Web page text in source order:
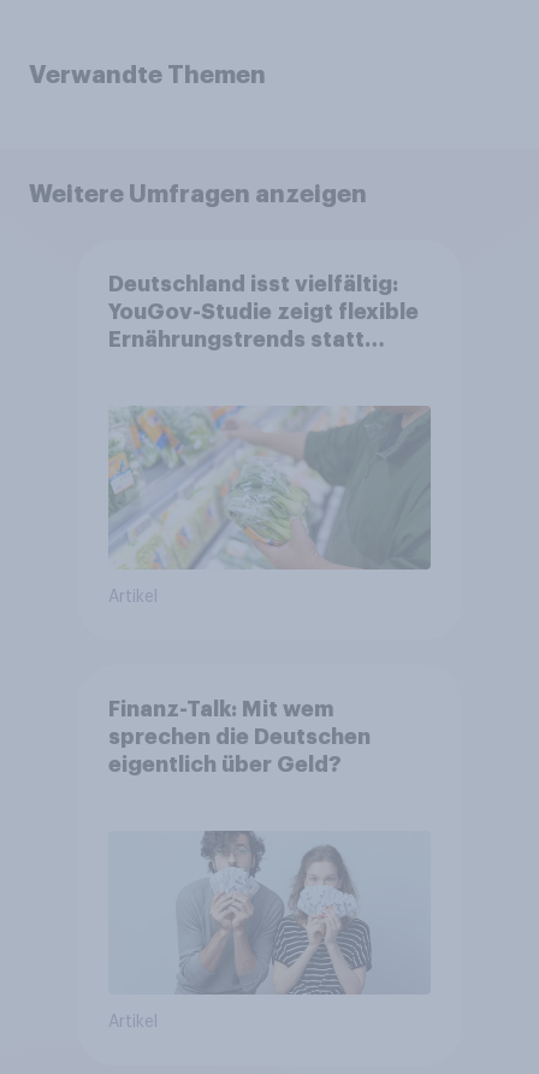
Verwandte Themen
Weitere Umfragen anzeigen
Deutschland isst vielfältig:
YouGov-Studie zeigt flexible
Ernährungstrends statt
Artikel
Finanz-Talk: Mit wem
sprechen die Deutschen
eigentlich über Geld?
Artikel